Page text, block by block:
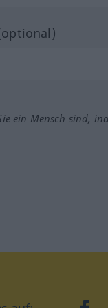
ein Mensch sind,